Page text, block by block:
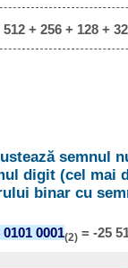
+ 256 + 128 +
semnul
digit (cel mai
binar cu
0101 0001(2) = -25